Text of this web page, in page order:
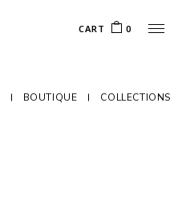
CART 0
BOUTIQUE COLLECTIONS